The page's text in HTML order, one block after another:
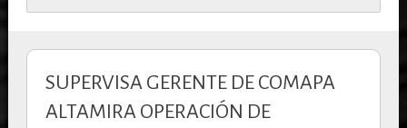
SUPERVISA GERENTE DE COMAPA
ALTAMIRA OPERACIÓN DE